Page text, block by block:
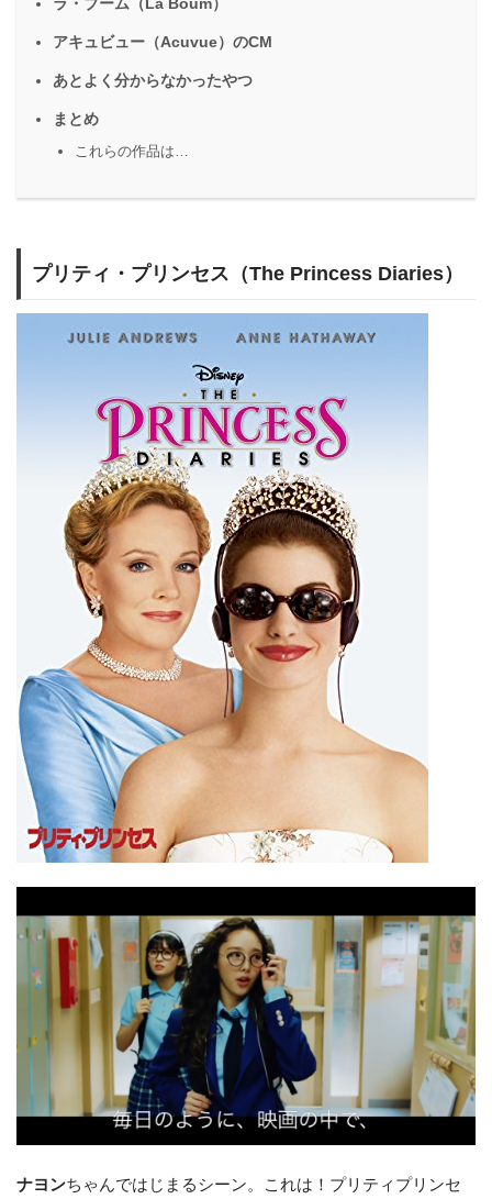
アキュビュー（Acuvue）のCM
あとよく分からなかったやつ
まとめ
これらの作品は…
プリティ・プリンセス（The Princess Diaries）
ナヨンちゃんではじまるシーン。これは！プリティプリンセ